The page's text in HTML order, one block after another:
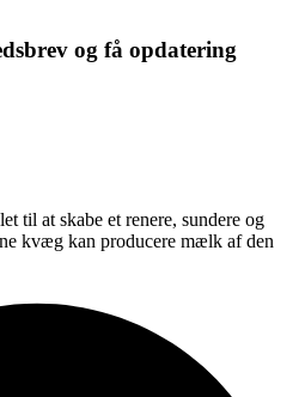
og få opdatering
til at skabe et renere, sundere og
kvæg kan producere mælk af den